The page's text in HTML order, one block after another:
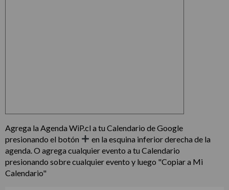
Agrega la Agenda WiP.cl a tu Calendario de Google
presionando el botón
en la esquina inferior derecha de la
agenda. O agrega cualquier evento a tu Calendario
presionando sobre cualquier evento y luego "Copiar a Mi
Calendario"